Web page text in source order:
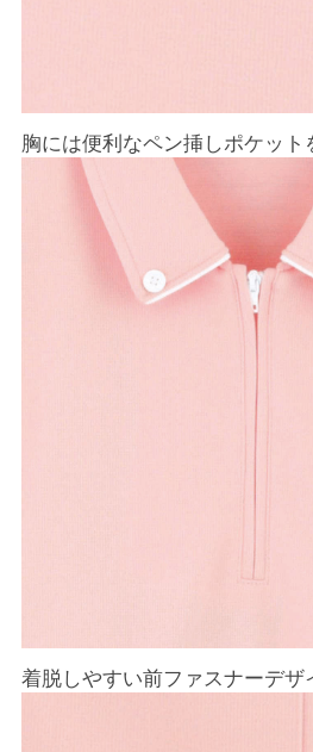
胸には便利なペン挿しポケット
着脱しやすい前ファスナーデザ